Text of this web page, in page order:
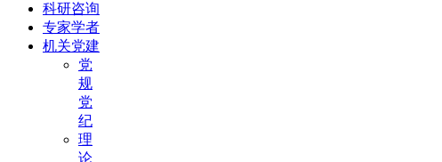
科研咨询
专家学者
机关党建
党
规
党
纪
理
论